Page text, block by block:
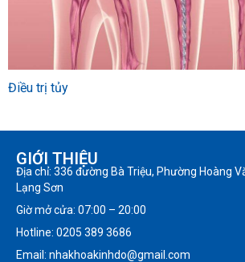
Điều trị tủy
GIỚI THIỆU
Địa chỉ: 336 đường Bà Triệu, Phường Hoàng
Lạng Sơn
Giờ mở cửa: 07:00 – 20:00
Hotline: 0205 389 3686
Email: nhakhoakinhdo@gmail.com